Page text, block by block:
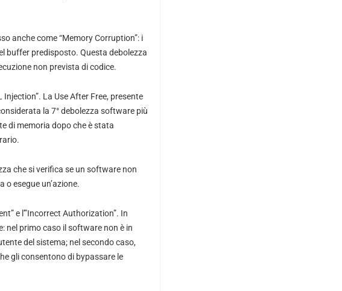
anche come “Memory Corruption”: i
buffer predisposto. Questa debolezza
non prevista di codice.
Injection”. La Use After Free, presente
la 7° debolezza software più
di memoria dopo che è stata
che si verifica se un software non
esegue un’azione.
e l'”Incorrect Authorization”. In
nel primo caso il software non è in
del sistema; nel secondo caso,
gli consentono di bypassare le